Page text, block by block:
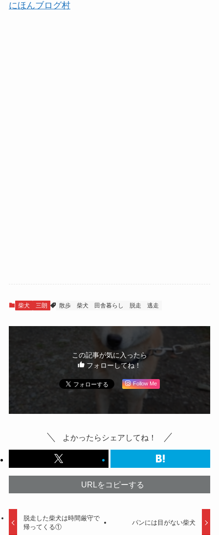
にほんブログ村
柴犬 三朗 散歩 柴犬 田舎暮らし 脱走 逃走
この記事が気に入ったら
フォローしてね！
Follow Me
よかったらシェアしてね！
URLをコピーする
脱走した柴犬は時間厳守で
帰ってくる①
パンには目がない柴犬